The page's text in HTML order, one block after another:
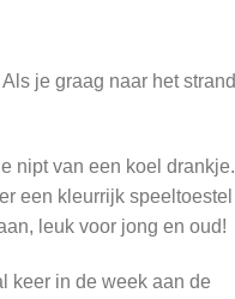
je graag naar het strand
nipt van een koel drankje.
een kleurrijk speeltoestel
leuk voor jong en oud!
keer in de week aan de